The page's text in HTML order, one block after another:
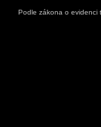
Podle zákona o evidenci